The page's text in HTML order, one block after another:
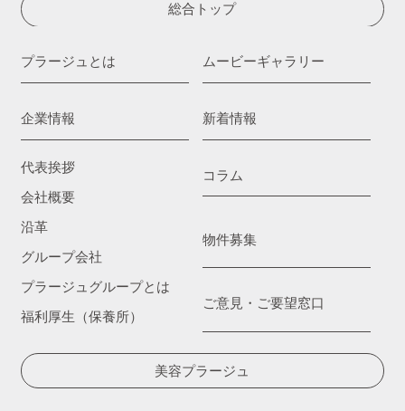
総合トップ
プラージュとは
企業情報
代表挨拶
会社概要
沿革
グループ会社
プラージュグループとは
福利厚生（保養所）
ムービーギャラリー
新着情報
コラム
物件募集
ご意見・ご要望窓口
美容プラージュ